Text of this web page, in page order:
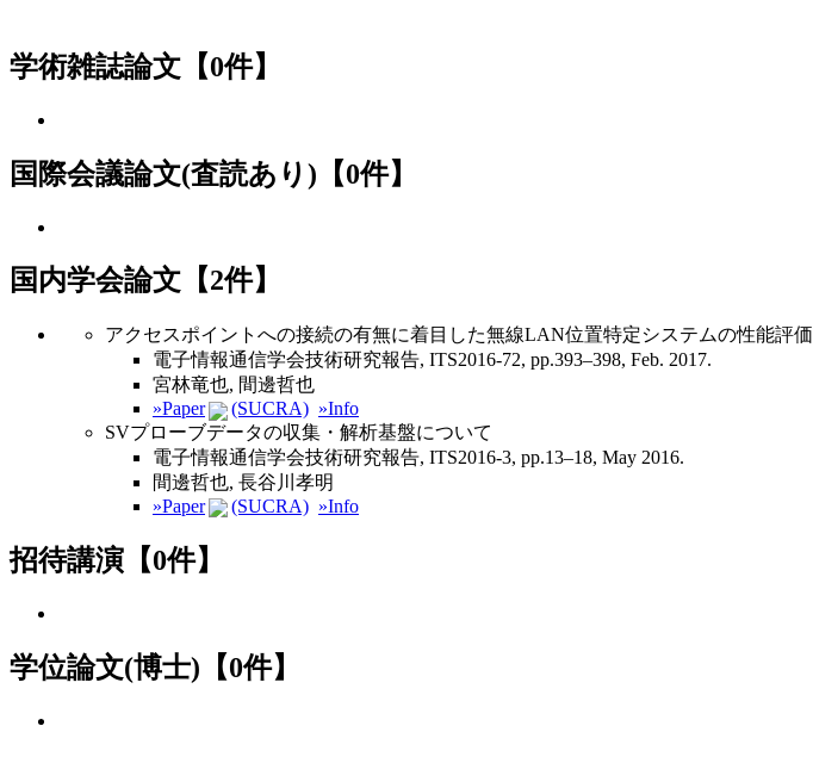
学術雑誌論文【0件】
国際会議論文(査読あり)【0件】
国内学会論文【2件】
アクセスポイントへの接続の有無に着目した無線LAN位置特定システムの性能評価
電子情報通信学会技術研究報告, ITS2016-72, pp.393–398, Feb. 2017.
宮林竜也, 間邊哲也
»Paper
(SUCRA) »Info
SVプローブデータの収集・解析基盤について
電子情報通信学会技術研究報告, ITS2016-3, pp.13–18, May 2016.
間邊哲也, 長谷川孝明
»Paper
(SUCRA) »Info
招待講演【0件】
学位論文(博士)【0件】